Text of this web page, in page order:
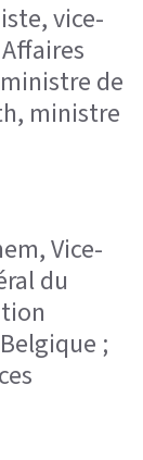
vice-
de
ministre
Vice-
du
;